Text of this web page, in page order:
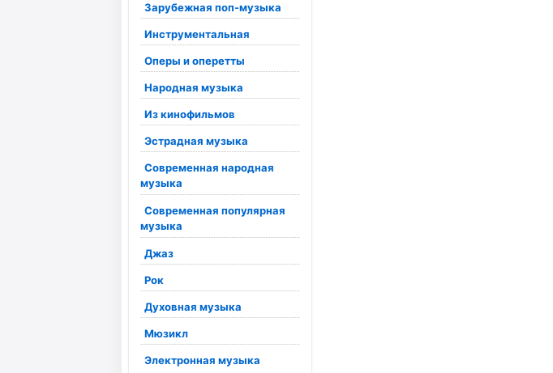
Зарубежная поп-музыка
Инструментальная
Оперы и оперетты
Народная музыка
Из кинофильмов
Эстрадная музыка
Современная народная
музыка
Современная популярная
музыка
Джаз
Рок
Духовная музыка
Мюзикл
Электронная музыка